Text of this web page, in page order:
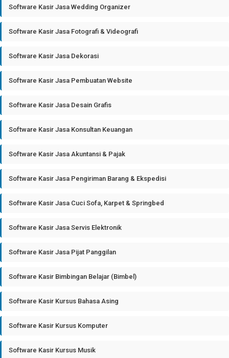
Software Kasir Jasa Wedding Organizer
Software Kasir Jasa Fotografi & Videografi
Software Kasir Jasa Dekorasi
Software Kasir Jasa Pembuatan Website
Software Kasir Jasa Desain Grafis
Software Kasir Jasa Konsultan Keuangan
Software Kasir Jasa Akuntansi & Pajak
Software Kasir Jasa Pengiriman Barang & Ekspedisi
Software Kasir Jasa Cuci Sofa, Karpet & Springbed
Software Kasir Jasa Servis Elektronik
Software Kasir Jasa Pijat Panggilan
Software Kasir Bimbingan Belajar (Bimbel)
Software Kasir Kursus Bahasa Asing
Software Kasir Kursus Komputer
Software Kasir Kursus Musik